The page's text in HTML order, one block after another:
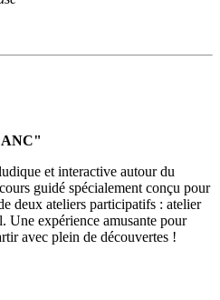
et interactive autour du
guidé spécialement conçu pour
deux ateliers participatifs : atelier
Une expérience amusante pour
avec plein de découvertes !